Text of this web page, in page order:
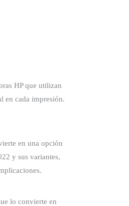
HP que utilizan
en cada impresión.
en una opción
y sus variantes,
lo convierte en